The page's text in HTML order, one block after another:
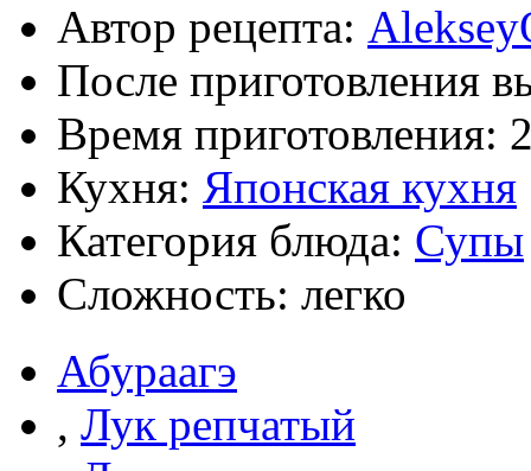
Автор рецепта:
После приготовления
Время приготовления:
Кухня: Японская кухня
Категория блюда: Супы
Сложность: легко
Абураагэ
, Лук репчатый